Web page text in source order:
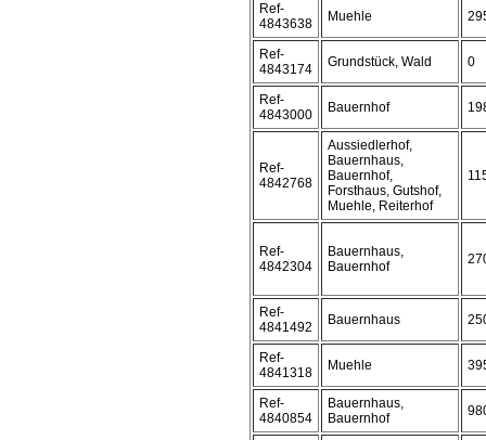
Ref-
4843638
Muehle
Ref-
4843174
Grundstück, Wald 0
Ref-
4843000
Bauernhof
Ref-
4842768
Aussiedlerhof,
Bauernhaus,
Bauernhof,
Forsthaus, Gutshof,
Muehle, Reiterhof
Ref-
4842304
Bauernhaus,
Bauernhof
Ref-
4841492
Bauernhaus
Ref-
4841318
Muehle
Ref-
4840854
Bauernhaus,
Bauernhof